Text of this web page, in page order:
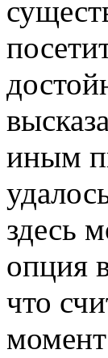
иным
здесь
опция
что